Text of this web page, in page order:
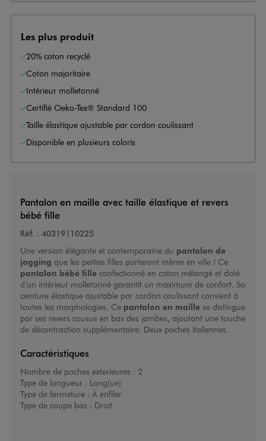
Les plus produit
20% coton recyclé
Coton majoritaire
Intérieur molletonné
Certifié Oeko-Tex® Standard 100
Taille élastique ajustable par cordon coulissant
Disponible en plusieurs coloris
Pantalon en maille avec taille élastique et revers
bébé fille
Réf. : 40319110225
Une version élégante et contemporaine du pantalon de
jogging que les petites filles porteront même en ville ! Ce
pantalon bébé filleconfectionné en coton mélangé et doté
d’un intérieur molletonné garantit un maximum de confort. Sa
ceinture élastique ajustable par cordon coulissant convient à
toutes les morphologies. Ce pantalon en maillese distingue
par ses revers cousus en bas des jambes, ajoutant une touche
de décontraction supplémentaire. Deux poches italiennes.
Caractéristiques
Nombre de poches exterieures : 2
Type de longueur : Long(ue)
Type de fermeture : À enfiler
Type de coupe bas : Droit